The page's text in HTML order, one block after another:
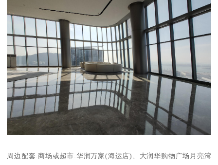
周边配套:商场或超市:华润万家(海运店)、大润华购物广场月亮湾